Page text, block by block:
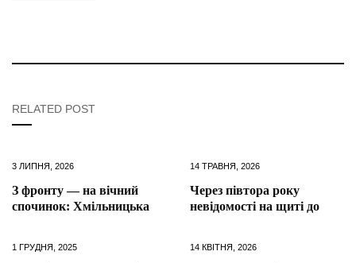
RELATED POST
3 ЛИПНЯ, 2026
З фронту — на вічний
спочинок: Хмільницька
14 ТРАВНЯ, 2026
Через півтора року
невідомості на щиті до
1 ГРУДНЯ, 2025 14 КВІТНЯ, 2026